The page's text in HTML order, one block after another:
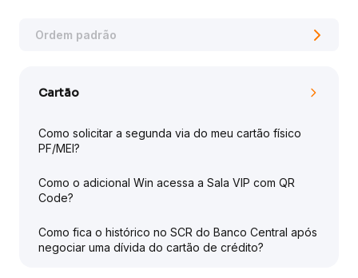
Ordem padrão
Cartão
Como solicitar a segunda via do meu cartão físico
PF/MEI?
Como o adicional Win acessa a Sala VIP com QR
Code?
Como fica o histórico no SCR do Banco Central após
negociar uma dívida do cartão de crédito?